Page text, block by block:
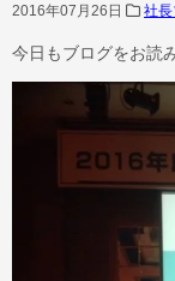
2016年07月26日 社
今日もブログをお読